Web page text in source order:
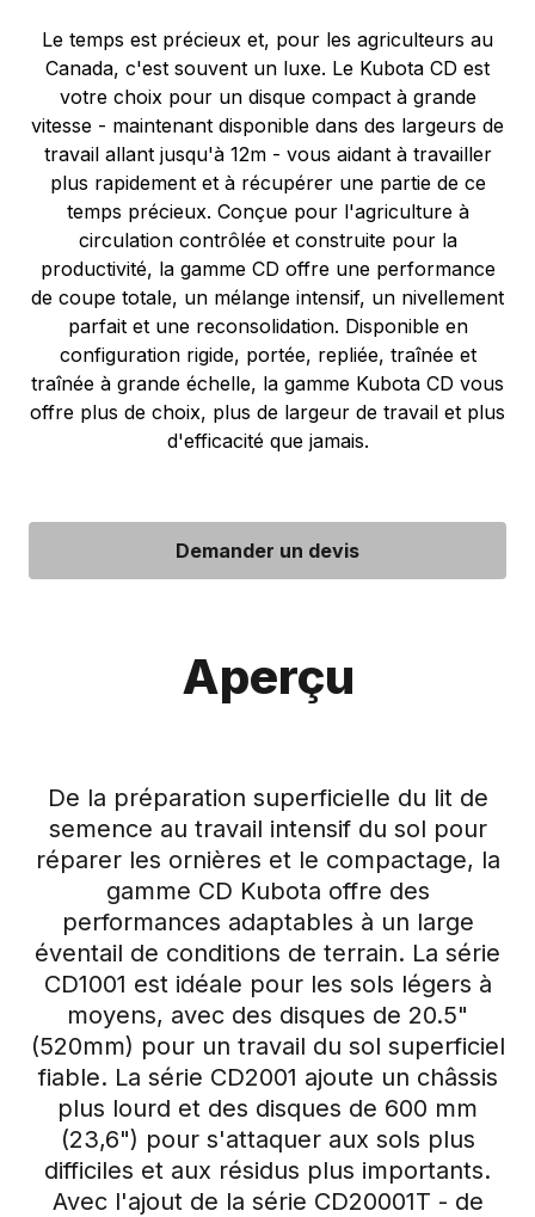
Le temps est précieux et, pour les agriculteurs au
Canada, c'est souvent un luxe. Le Kubota CD est
votre choix pour un disque compact à grande
vitesse - maintenant disponible dans des largeurs de
travail allant jusqu'à 12m - vous aidant à travailler
plus rapidement et à récupérer une partie de ce
temps précieux. Conçue pour l'agriculture à
circulation contrôlée et construite pour la
productivité, la gamme CD offre une performance
de coupe totale, un mélange intensif, un nivellement
parfait et une reconsolidation. Disponible en
configuration rigide, portée, repliée, traînée et
traînée à grande échelle, la gamme Kubota CD vous
offre plus de choix, plus de largeur de travail et plus
d'efficacité que jamais.
Demander un devis
Aperçu
De la préparation superficielle du lit de
semence au travail intensif du sol pour
réparer les ornières et le compactage, la
gamme CD Kubota offre des
performances adaptables à un large
éventail de conditions de terrain. La série
CD1001 est idéale pour les sols légers à
moyens, avec des disques de 20.5"
(520mm) pour un travail du sol superficiel
fiable. La série CD2001 ajoute un châssis
plus lourd et des disques de 600 mm
(23,6") pour s'attaquer aux sols plus
difficiles et aux résidus plus importants.
Avec l'ajout de la série CD20001T - de